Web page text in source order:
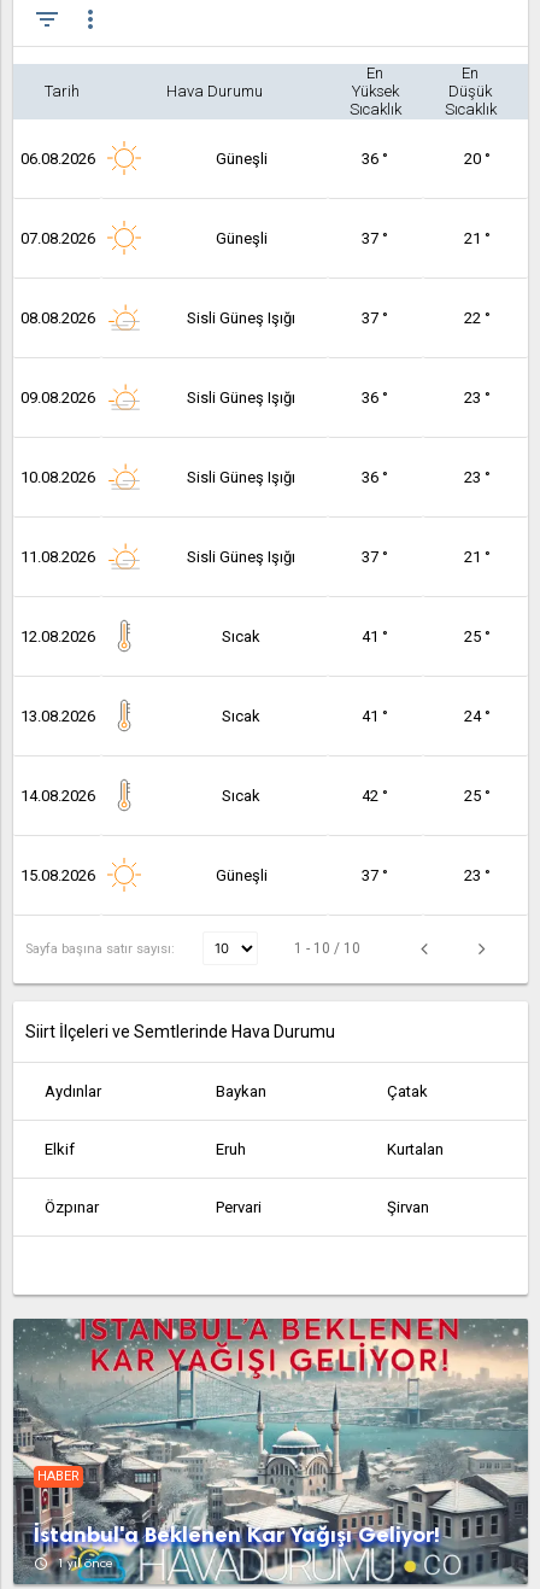
filter_list more_vert
Tarih Hava Durumu
En
Yüksek
Sıcaklık
En
Düşük
Sıcaklık
06.08.2026 Güneşli 36 ° 20 °
07.08.2026 Güneşli 37 ° 21 °
08.08.2026 Sisli Güneş Işığı 37 ° 22 °
09.08.2026 Sisli Güneş Işığı 36 ° 23 °
10.08.2026 Sisli Güneş Işığı 36 ° 23 °
11.08.2026 Sisli Güneş Işığı 37 ° 21 °
12.08.2026 Sıcak 41 ° 25 °
13.08.2026 Sıcak 41 ° 24 °
14.08.2026 Sıcak 42 ° 25 °
15.08.2026 Güneşli 37 ° 23 °
Sayfa başına satır sayısı: 1 - 10 / 10
Siirt İlçeleri ve Semtlerinde Hava Durumu
Aydınlar Baykan Çatak
Elkif Eruh Kurtalan
Özpınar Pervari Şirvan
HABER
İstanbul'a Beklenen Kar Yağışı Geliyor!
access_time 1 yıl önce